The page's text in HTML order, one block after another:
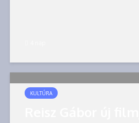
KULTÚRA